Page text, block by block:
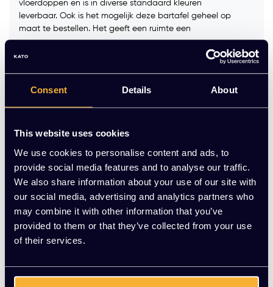
Consent Details About
This website uses cookies
We use cookies to personalise content and ads, to
provide social media features and to analyse our traffic.
We also share information about your use of our site with
our social media, advertising and analytics partners who
may combine it with other information that you’ve
provided to them or that they’ve collected from your use
of their services.
vloerdoppen en is in diverse standaard kleuren
leverbaar. Ook is het mogelijk deze bartafel geheel op
maat te bestellen. Het geeft een ruimte een
Op voorraad
Aantal - +
Toevoegen aan winkelwagen